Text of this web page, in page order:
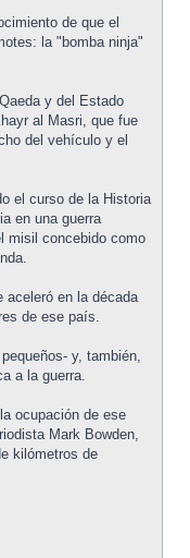
de que el
la "bomba ninja"
y del Estado
al Masri, que fue
del vehículo y el
el curso de la Historia
en una guerra
misil concebido como
aceleró en la década
de ese país.
y, también,
a la guerra.
ocupación de ese
Mark Bowden,
kilómetros de